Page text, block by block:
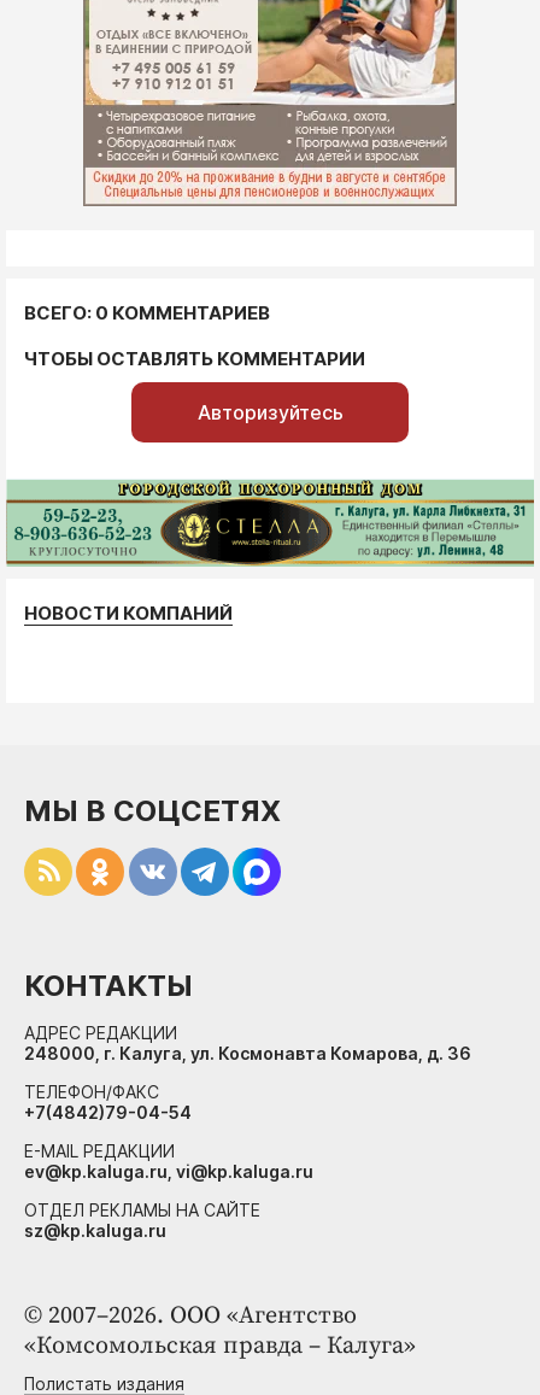
ВСЕГО: 0 КОММЕНТАРИЕВ
ЧТОБЫ ОСТАВЛЯТЬ КОММЕНТАРИИ
Авторизуйтесь
НОВОСТИ КОМПАНИЙ
© 2007–2026. ООО «Агентство
«Комсомольская правда – Калуга»
Полистать издания
МЫ В СОЦСЕТЯХ
КОНТАКТЫ
АДРЕС РЕДАКЦИИ
248000, г. Калуга, ул. Космонавта Комарова, д. 36
ТЕЛЕФОН/ФАКС
+7(4842)79-04-54
E-MAIL РЕДАКЦИИ
ev@kp.kaluga.ru, vi@kp.kaluga.ru
ОТДЕЛ РЕКЛАМЫ НА САЙТЕ
sz@kp.kaluga.ru